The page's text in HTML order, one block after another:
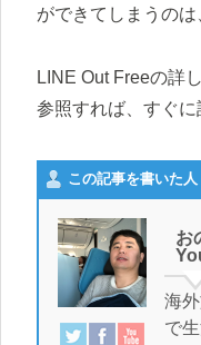
ができてしまうのは
LINE Out Freeの詳
参照すれば、すぐに
この記事を書いた人
お
海
で